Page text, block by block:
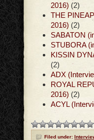
2016) (2)
THE
2016) (2)
SABATON
STUBORA
KISSIN
(2)
ADX
ROYAL
2016) (2)
ACYL
Filed under: